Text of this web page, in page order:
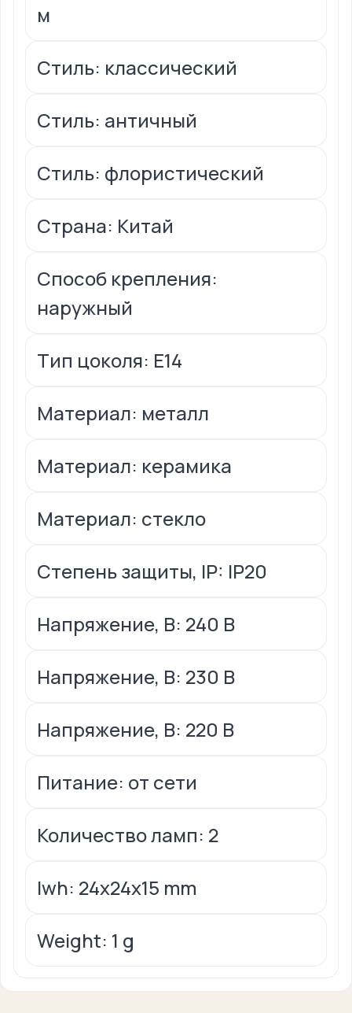
м
Стиль: классический
Стиль: античный
Стиль: флористический
Страна: Китай
Способ крепления:
наружный
Тип цоколя: Е14
Материал: металл
Материал: керамика
Материал: стекло
Степень защиты, IP: IP20
Напряжение, В: 240 В
Напряжение, В: 230 В
Напряжение, В: 220 В
Питание: от сети
Количество ламп: 2
lwh: 24x24x15 mm
Weight: 1 g